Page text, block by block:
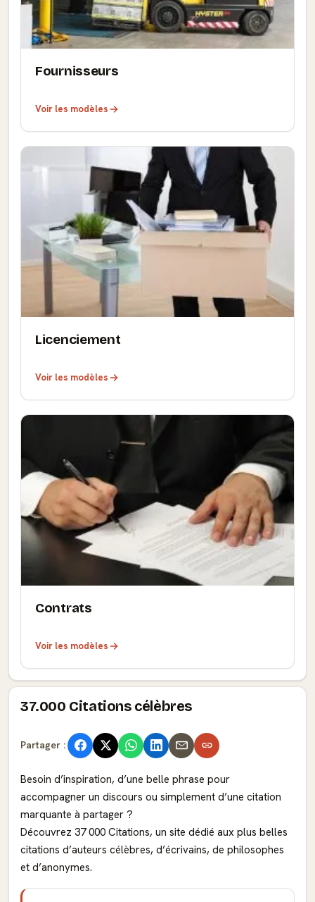
Fournisseurs
Voir les modèles
Licenciement
Voir les modèles
Contrats
Voir les modèles
37.000 Citations célèbres
Partager :
Besoin d’inspiration, d’une belle phrase pour
accompagner un discours ou simplement d’une citation
marquante à partager ?
Découvrez 37 000 Citations, un site dédié aux plus belles
citations d’auteurs célèbres, d’écrivains, de philosophes
et d’anonymes.